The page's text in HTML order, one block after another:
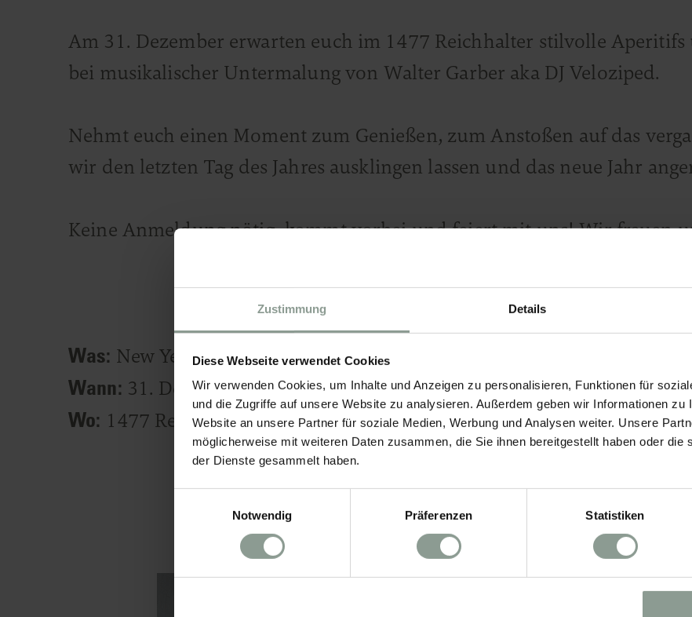
Zustimmung Details
Diese Webseite verwendet Cookies
Wir verwenden Cookies, um Inhalte und Anzeigen zu personalisieren, Funktionen für
und die Zugriffe auf unsere Website zu analysieren. Außerdem geben wir Informationen zu
Website an unsere Partner für soziale Medien, Werbung und Analysen weiter. Unsere
möglicherweise mit weiteren Daten zusammen, die Sie ihnen bereitgestellt haben oder die
der Dienste gesammelt haben.
Notwendig
Präferenzen Statistiken
Am 31. Dezember erwarten euch im 1477 Reichhalter stilvolle
bei musikalischer Untermalung von Walter Garber aka DJ Veloziped.
Nehmt euch einen Moment zum Genießen, zum Anstoßen auf das
wir den letzten Tag des Jahres ausklingen lassen und das neue Jahr
Keine Anmeldung nötig, kommt vorbei und feiert mit uns! Wir freuen
Was: New Years Aperitivo 2025
Wann: 31. Dezember 2025, 10 - 16 Uhr
Wo: 1477 Reichhalter, Lana